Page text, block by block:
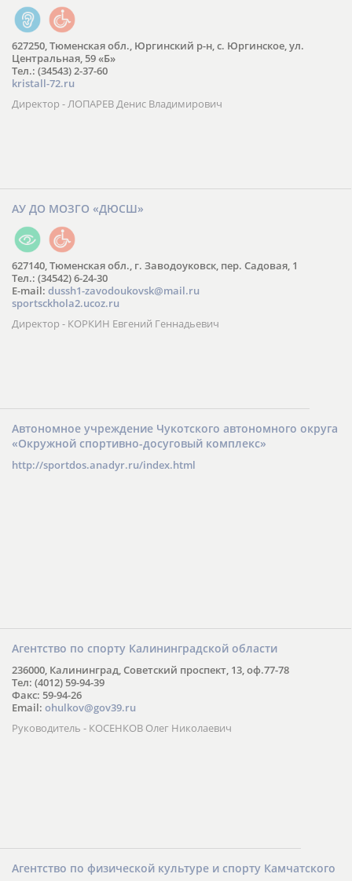
627250, Тюменская обл., Юргинский р-н, с. Юргинское, ул.
Центральная, 59 «Б»
Тел.: (34543) 2-37-60
kristall-72.ru
Директор - ЛОПАРЕВ Денис Владимирович
АУ ДО МОЗГО «ДЮСШ»
627140, Тюменская обл., г. Заводоуковск, пер. Садовая, 1
Тел.: (34542) 6-24-30
​E-mail: dussh1-zavodoukovsk@mail.ru
sportsckhola2.ucoz.ru
Директор - КОРКИН Евгений Геннадьевич
Автономное учреждение Чукотского автономного округа
«Окружной спортивно-досуговый комплекс»
http://sportdos.anadyr.ru/index.html
Агентство по спорту Калининградской области
236000, Калининград, Советский проспект, 13, оф.77-78
Тел: (4012) 59-94-39
Факс: 59-94-26
Email: ohulkov@gov39.ru
Руководитель - КОСЕНКОВ Олег Николаевич
Агентство по физической культуре и спорту Камчатского